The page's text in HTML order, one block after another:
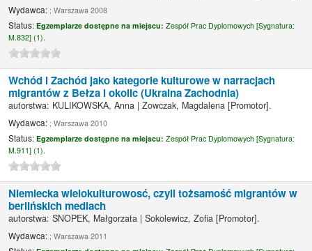
Wydawca: ; Warszawa 2008
Status:Egzemplarze dostępne na miejscu:Zespół Prac Dyplomowych [Sygnatura:
M.832] (1).
Wchód i Zachód jako kategorie kulturowe w narracjach
migrantów z Bełza i okolic (Ukraina Zachodnia)
autorstwa: KULIKOWSKA, Anna |Zowczak, Magdalena [Promotor].
Wydawca: ; Warszawa 2010
Status:Egzemplarze dostępne na miejscu:Zespół Prac Dyplomowych [Sygnatura:
M.911] (1).
Niemiecka wielokulturowosć, czyli tożsamość migrantów w
berlińskich mediach
autorstwa:SNOPEK, Małgorzata |Sokolewicz, Zofia [Promotor].
Wydawca: ; Warszawa 2011